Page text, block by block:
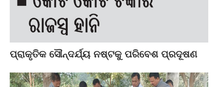
ପ୍ରାକୃତିକ ସୌନ୍ଦର୍ଯ୍ୟ ନଷ୍ଟକୁ ପରିବେଶ ପ୍ରଦୂଷଣ